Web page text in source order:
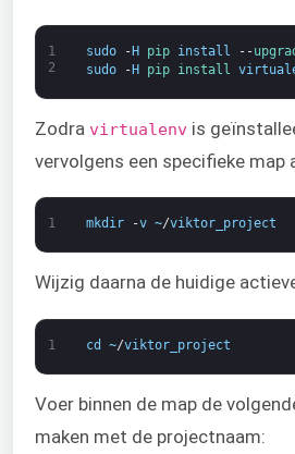
1
2
sudo -H pip install --
sudo
-H pip install
Zodra virtualenv is
vervolgens een specifieke
1 mkdir -v ~/viktor_project
Wijzig daarna de huidige
1 cd ~/viktor_project
Voer binnen de map de
maken met de projectnaam: